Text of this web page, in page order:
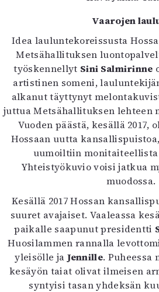
Vaarojen
Idea lauluntekoreissusta
Metsähallituksen
työskennellyt Sini Salmirinne
artistinen someni,
alkanut täyttynyt
juttua Metsähallituksen lehteen
Vuoden päästä, kesällä 2017,
Hossaan uutta
uumoiltiin
Yhteistyökuvio voisi jatkua
muodossa.
Kesällä 2017 Hossan
suuret avajaiset. Vaaleassa
paikalle saapunut presidentti
Huosilammen rannalla
yleisölle ja Jennille. Puheessa
kesäyön taiat olivat ilmeisen
syntyisi tasan yhdeksän